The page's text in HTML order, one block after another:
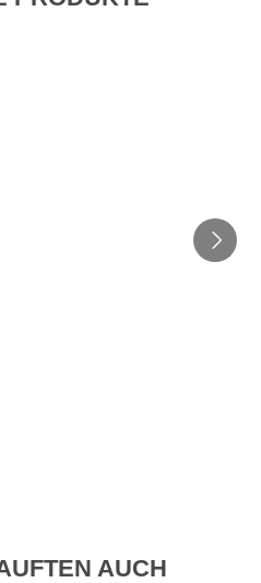
AUCH